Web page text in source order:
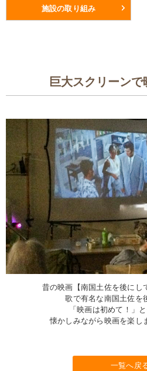
施設の取り組み
巨大スクリーンで
昔の映画【南国土佐を後にし
歌で有名な南国土佐を
「映画は初めて！」
懐かしみながら映画を楽し
一覧へ戻